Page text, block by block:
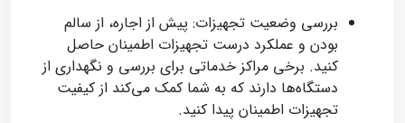
بررسی وضعیت تجهیزات: پیش از اجاره، از سالم
بودن و عملکرد درست تجهیزات اطمینان حاصل
کنید. برخی مراکز خدماتی برای بررسی و نگهداری از
دستگاه‌ها دارند که به شما کمک می‌کند از کیفیت
تجهیزات اطمینان پیدا کنید.